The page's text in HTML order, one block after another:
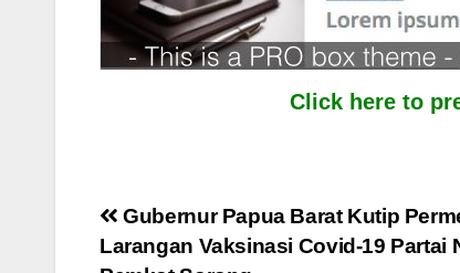
Click here to
Post
Gubernur Papua Barat Kutip
Larangan Vaksinasi Covid-19 Partai